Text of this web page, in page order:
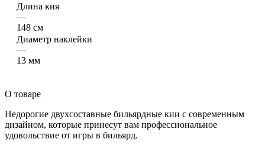
Длина кия
—
148 см
Диаметр наклейки
—
13 мм
О товаре
Недорогие двухсоставные бильярдные кии с современным
дизайном, которые принесут вам профессиональное
удовольствие от игры в бильярд.